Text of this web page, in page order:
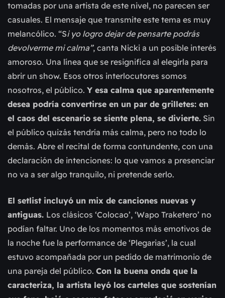
tomadas por una artista de este nivel, no parecen ser
casuales. El mensaje que transmite este tema es muy
melancólico. “Si yo logro dejar de pensarte podrás
devolverme mi calma”, canta Nicki a un posible interés
amoroso. Una línea que se resignifica al elegirla para
abrir un show. Esos otros interlocutores somos
nosotros, el público. Y esa calma que aparentemente
desea podría convertirse en un par de grilletes: en
el caos del escenario se siente plena, se divierte. Sin
el público quizás tendría más calma, pero no todo lo
demás. Abre el recital de forma contundente, con una
declaración de intenciones: lo que vamos a presenciar
no va a ser algo tranquilo, ni pretende serlo.
El setlist incluyó un mix de canciones nuevas y
antiguas. Los clásicos ‘Colocao’, ‘Wapo Traketero’ no
podían faltar. Uno de los momentos más emotivos de
la noche fue la performance de ‘Plegarias’, la cual
estuvo acompañada por un pedido de matrimonio de
una pareja del público. Con la buena onda que la
caracteriza, la artista leyó los carteles que sostenían